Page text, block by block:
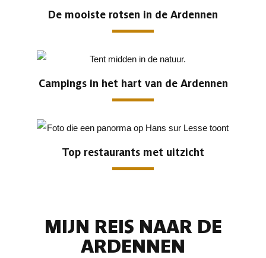
De mooiste rotsen in de Ardennen
Campings in het hart van de Ardennen
Top restaurants met uitzicht
MIJN REIS NAAR DE
ARDENNEN